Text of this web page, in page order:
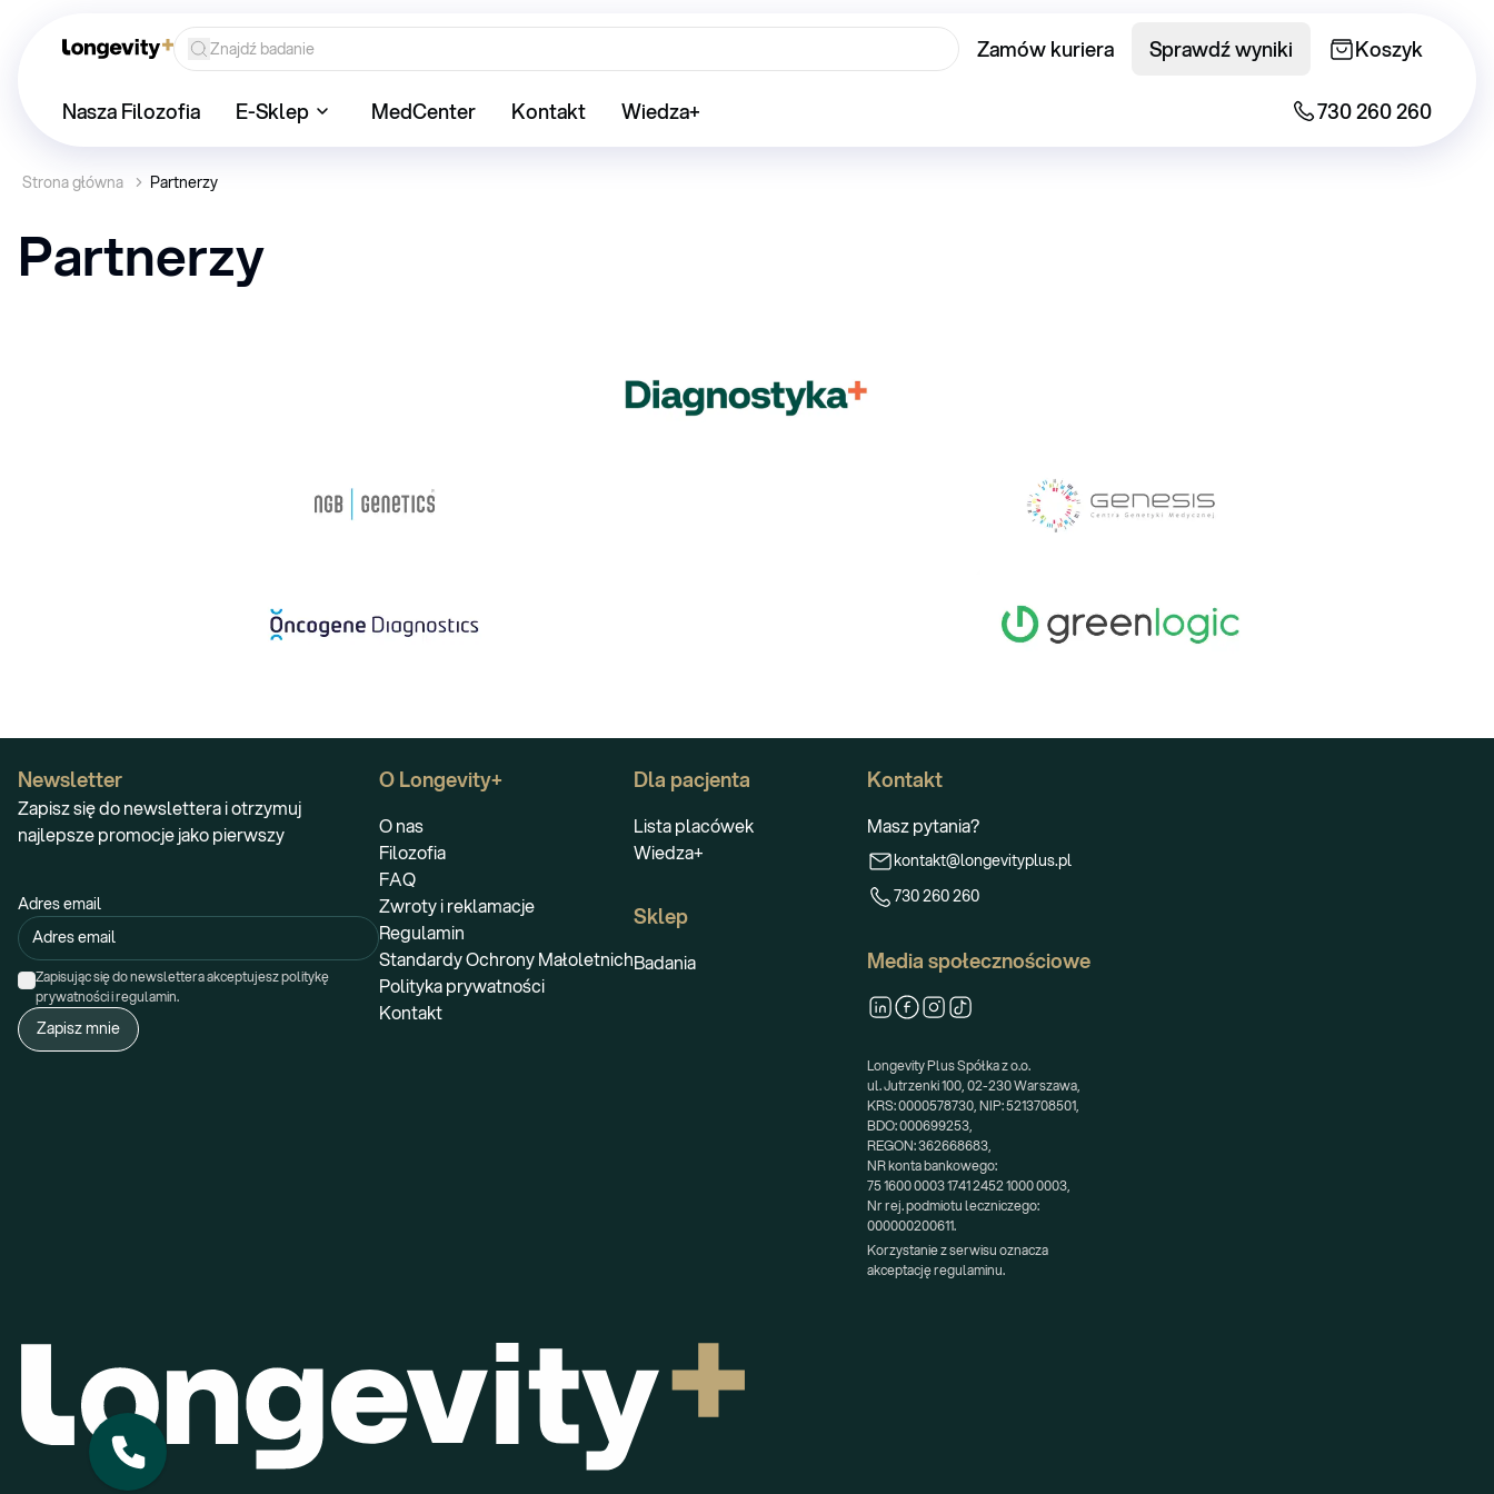
Zamów kuriera Sprawdź wyniki Koszyk
Nasza Filozofia E-Sklep MedCenter Kontakt Wiedza+ 730 260 260
Strona główna Partnerzy
Partnerzy
O Longevity+
O nas
Filozofia
FAQ
Zwroty i reklamacje
Regulamin
Standardy Ochrony Małoletnich
Polityka prywatności
Kontakt
Dla pacjenta
Lista placówek
Wiedza+
Sklep
Badania
Kontakt
Masz pytania?
kontakt@longevityplus.pl
730 260 260
Media społecznościowe
Longevity Plus Spółka z o.o.
ul. Jutrzenki 100, 02-230 Warszawa,
KRS: 0000578730, NIP: 5213708501,
BDO: 000699253,
REGON: 362668683,
NR konta bankowego:
75 1600 0003 1741 2452 1000 0003,
Nr rej. podmiotu leczniczego:
000000200611.
Korzystanie z serwisu oznacza
akceptację regulaminu.
Newsletter
Zapisz się do newslettera i otrzymuj
najlepsze promocje jako pierwszy
Adres email
Zapisując się do newslettera akceptujesz politykę
prywatności i regulamin.
Zapisz mnie